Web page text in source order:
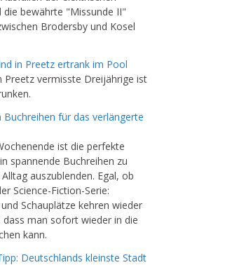
die bewährte "Missunde II"
Brodersby und Kosel
in Preetz ertrank im Pool
Preetz vermisste Dreijährige ist
Buchreihen für das verlängerte
ist die perfekte
spannende Buchreihen zu
auszublenden. Egal, ob
Science-Fiction-Serie:
Schauplätze kehren wieder
man sofort wieder in die
kann.
Deutschlands kleinste Stadt